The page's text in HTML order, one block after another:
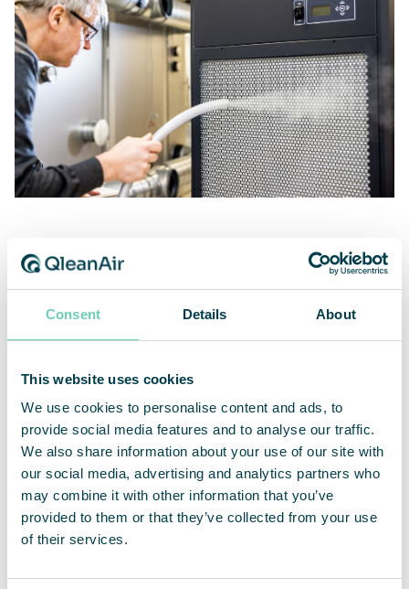
Consent Details About
This website uses cookies
We use cookies to personalise content and ads, to
provide social media features and to analyse our traffic.
We also share information about your use of our site with
our social media, advertising and analytics partners who
may combine it with other information that you’ve
provided to them or that they’ve collected from your use
of their services.
Tredjepartsverifierad filtreringseffektivitet på
99,995 % eller mer
maskiner verifierade ett tredjeparts
certifieringsföretag prestandan enligt
teststandarden ISO 14644. Testet visade att de
fristående luftrenarna FS 30 HEPA och FS 70 HEPA
har en filtreringseffektivitet i paritet med
huvudfiltret eller ännu bättre. I det här fallet HEPA
14 som fångar 99,995 % av de mest svårfångade
partiklarna som virus och bakterier, och ännu fler